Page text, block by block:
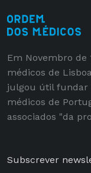
Em Novembro de
médicos de
julgou útil fundar
médicos de
associados "da
Subscrever